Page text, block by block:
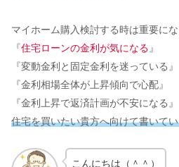
マイホーム購入検討する時は重要にな
『住宅ローンの金利が気になる 』
『変動金利と固定金利を迷っている』
『金利相場全体が上昇傾向で心配』
『金利上昇で返済計画が不安になる』
住宅を買いたい貴方へ向けて書いて
こんにちは（＾＾）